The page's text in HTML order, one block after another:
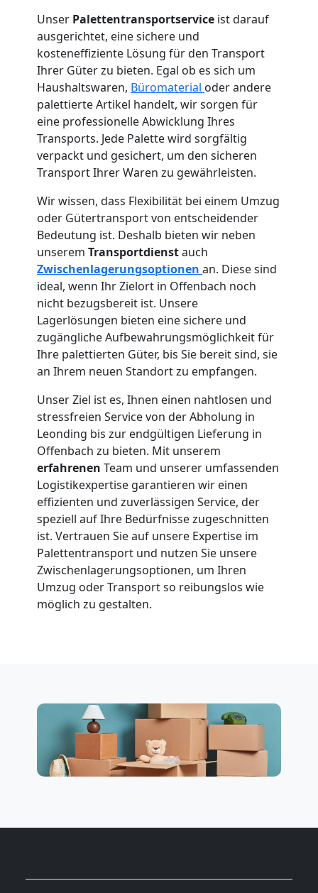
Unser Palettentransportservice ist darauf
ausgerichtet, eine sichere und
kosteneffiziente Lösung für den Transport
Ihrer Güter zu bieten. Egal ob es sich um
Haushaltswaren, Büromaterial oder andere
palettierte Artikel handelt, wir sorgen für
eine professionelle Abwicklung Ihres
Transports. Jede Palette wird sorgfältig
verpackt und gesichert, um den sicheren
Transport Ihrer Waren zu gewährleisten.
Wir wissen, dass Flexibilität bei einem Umzug
oder Gütertransport von entscheidender
Bedeutung ist. Deshalb bieten wir neben
unserem Transportdienstauch
Zwischenlagerungsoptionen an. Diese sind
ideal, wenn Ihr Zielort in Offenbach noch
nicht bezugsbereit ist. Unsere
Lagerlösungen bieten eine sichere und
zugängliche Aufbewahrungsmöglichkeit für
Ihre palettierten Güter, bis Sie bereit sind, sie
an Ihrem neuen Standort zu empfangen.
Unser Ziel ist es, Ihnen einen nahtlosen und
stressfreien Service von der Abholung in
Leonding bis zur endgültigen Lieferung in
Offenbach zu bieten. Mit unserem
erfahrenen Team und unserer umfassenden
Logistikexpertise garantieren wir einen
effizienten und zuverlässigen Service, der
speziell auf Ihre Bedürfnisse zugeschnitten
ist. Vertrauen Sie auf unsere Expertise im
Palettentransport und nutzen Sie unsere
Zwischenlagerungsoptionen, um Ihren
Umzug oder Transport so reibungslos wie
möglich zu gestalten.